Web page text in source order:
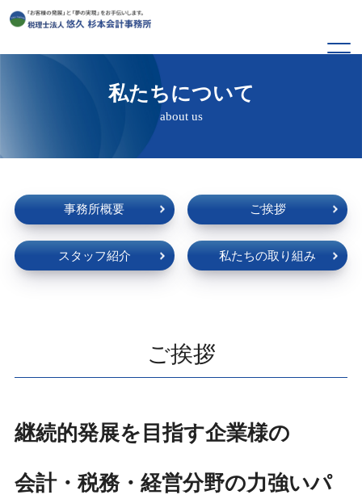
私たちについて
about us
事務所概要 ご挨拶
スタッフ紹介 私たちの取り組み
ご挨拶
継続的発展を目指す企業様の
会計・税務・経営分野の力強いパ